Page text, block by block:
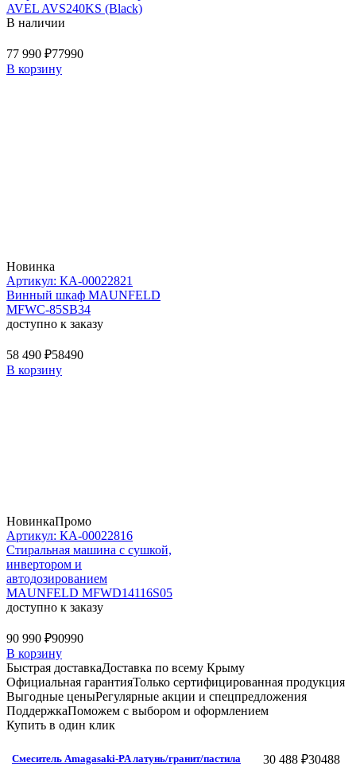
AVEL AVS240KS (Black)
В наличии
77 990 ₽77990
В корзину
Новинка
Артикул: КА-00022821
Винный шкаф MAUNFELD
MFWC-85SB34
доступно к заказу
58 490 ₽58490
В корзину
НовинкаПромо
Артикул: КА-00022816
Стиральная машина c сушкой,
инвертором и
автодозированием
MAUNFELD MFWD14116S05
доступно к заказу
90 990 ₽90990
В корзину
Быстрая доставкаДоставка по всему Крыму
Официальная гарантияТолько сертифицированная продукция
Выгодные ценыРегулярные акции и спецпредложения
ПоддержкаПоможем с выбором и оформлением
Купить в один клик
Смеситель Amagasaki-PA латунь/гранит/пастила 30 488 ₽30488